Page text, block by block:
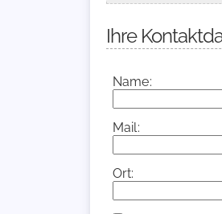
Ihre
Name:
Mail:
Ort: